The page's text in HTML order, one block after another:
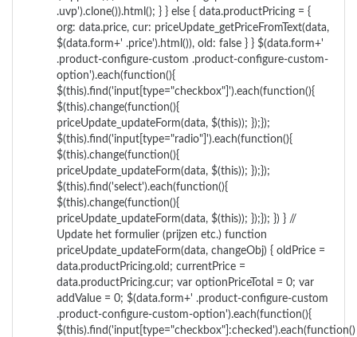
.uvp').clone()).html(); } } else { data.productPricing = {
org: data.price, cur: priceUpdate_getPriceFromText(data,
$(data.form+' .price').html()), old: false } } $(data.form+'
.product-configure-custom .product-configure-custom-
option').each(function(){
$(this).find('input[type="checkbox"]').each(function(){
$(this).change(function(){
priceUpdate_updateForm(data, $(this)); });});
$(this).find('input[type="radio"]').each(function(){
$(this).change(function(){
priceUpdate_updateForm(data, $(this)); });});
$(this).find('select').each(function(){
$(this).change(function(){
priceUpdate_updateForm(data, $(this)); });}); }) } //
Update het formulier (prijzen etc.) function
priceUpdate_updateForm(data, changeObj) { oldPrice =
data.productPricing.old; currentPrice =
data.productPricing.cur; var optionPriceTotal = 0; var
addValue = 0; $(data.form+' .product-configure-custom
.product-configure-custom-option').each(function(){
$(this).find('input[type="checkbox"]:checked').each(function()